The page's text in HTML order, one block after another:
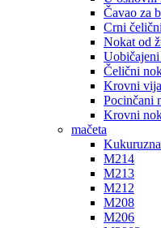
Čavao za
Crni
Nokat od
Čelični
Krovni
Pocinčani
Krovni
mačeta
M214
M213
M212
M208
M206